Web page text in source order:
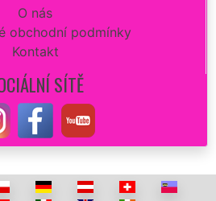
O nás
obchodní podmínky
Kontakt
SÍTĚ